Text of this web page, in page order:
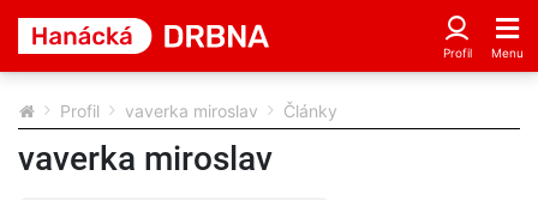
Profil vaverka miroslav Články
vaverka miroslav